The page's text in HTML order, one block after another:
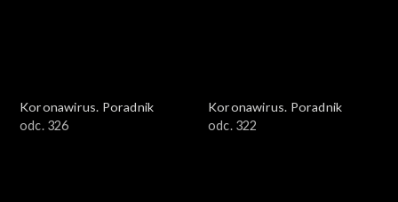
Koronawirus. Poradnik
odc. 326
Koronawirus. Poradnik
odc. 322